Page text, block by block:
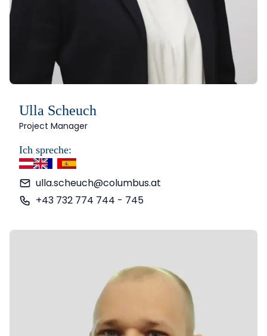
Ulla Scheuch
Project Manager
Ich spreche:
ulla.scheuch@columbus.at
+43 732 774 744 - 745